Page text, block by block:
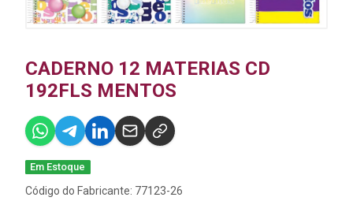
CADERNO 12 MATERIAS CD
192FLS MENTOS
Em Estoque
Código do Fabricante: 77123-26